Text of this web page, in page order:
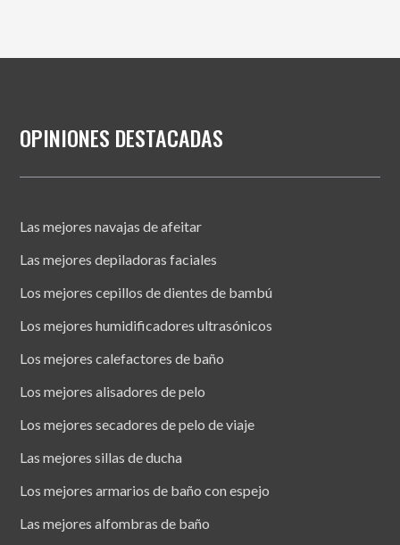
OPINIONES DESTACADAS
Las mejores navajas de afeitar
Las mejores depiladoras faciales
Los mejores cepillos de dientes de bambú
Los mejores humidificadores ultrasónicos
Los mejores calefactores de baño
Los mejores alisadores de pelo
Los mejores secadores de pelo de viaje
Las mejores sillas de ducha
Los mejores armarios de baño con espejo
Las mejores alfombras de baño